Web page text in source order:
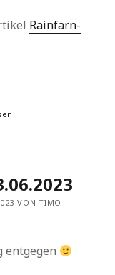
Rainfarn-
VON TIMO
entgegen